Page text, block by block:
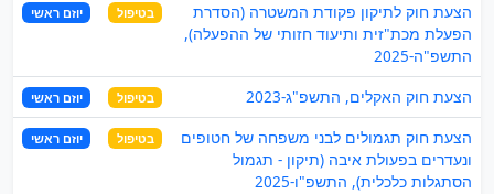
הצעת חוק לתיקון פקודת המשטרה (הסדרת
הפעלת מכת"זית ותיעוד חזותי של ההפעלה),
התשפ"ה-2025
בטיפול יוזם ראשי
הצעת חוק האקלים, התשפ"ג-2023 בטיפול יוזם ראשי
הצעת חוק תגמולים לבני משפחה של חטופים
ונעדרים בפעולת איבה (תיקון - תגמול
הסתגלות כלכלית), התשפ"ו-2025
בטיפול יוזם ראשי